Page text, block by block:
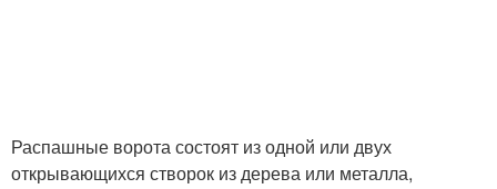
Распашные ворота состоят из одной или двух
открывающихся створок из дерева или металла,